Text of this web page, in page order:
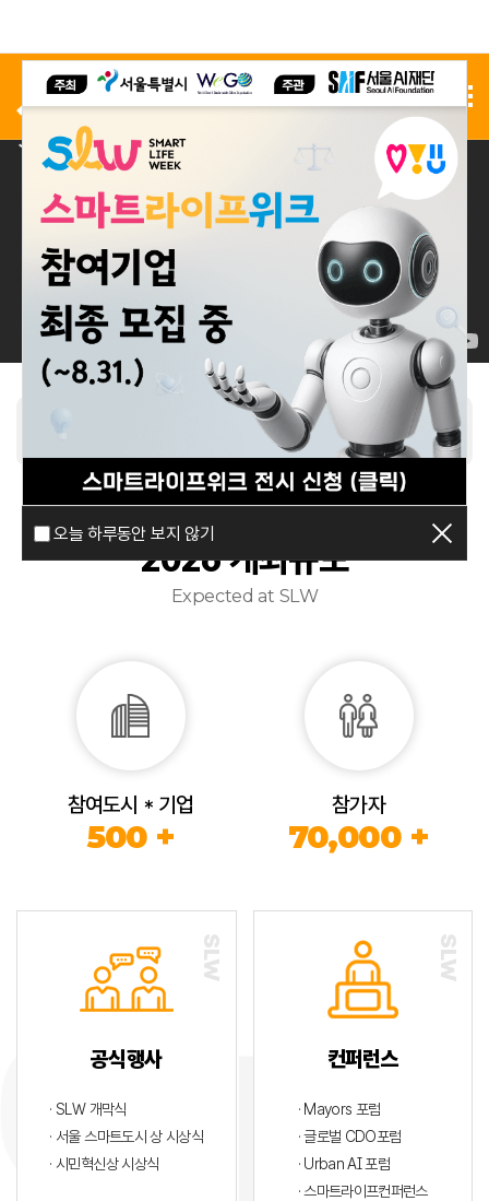
오늘 하루동안 보지 않기
사전 등록 전시 신청
2026 개최규모
Expected at SLW
참여도시 * 기업
500 +
참가자
70,000 +
공식행사
· SLW 개막식
· 서울 스마트도시 상 시상식
· 시민혁신상 시상식
컨퍼런스
· Mayors 포럼
· 글로벌 CDO포럼
· Urban AI 포럼
· 스마트라이프컨퍼런스